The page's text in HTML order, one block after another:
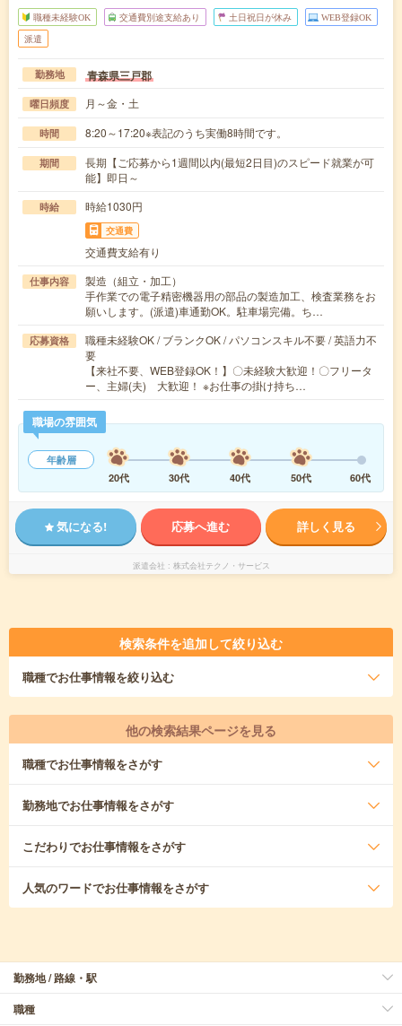
職種未経験OK 交通費別途支給あり 土日祝日が休み WEB登録OK
派遣
勤務地 青森県三戸郡
曜日頻度 月～金・土
時間 8:20～17:20※表記のうち実働8時間です。
期間
長期【ご応募から1週間以内(最短2日目)のスピード就業が可
能】即日～
時給 時給1030円
交通費
交通費支給有り
仕事内容
製造（組立・加工）
手作業での電子精密機器用の部品の製造加工、検査業務をお
願いします。(派遣)車通勤OK。駐車場完備。ち…
応募資格
職種未経験OK / ブランクOK / パソコンスキル不要 / 英語力不
要
【来社不要、WEB登録OK！】〇未経験大歓迎！〇フリータ
ー、主婦(夫) 大歓迎！ ※お仕事の掛け持ち…
職場の雰囲気
年齢層
20代
30代 40代 50代 60代
気になる! 応募へ進む 詳しく見る
派遣会社 株式会社テクノ・サービス
検索条件を追加して絞り込む
職種でお仕事情報を絞り込む
他の検索結果ページを見る
職種でお仕事情報をさがす
勤務地でお仕事情報をさがす
こだわりでお仕事情報をさがす
人気のワードでお仕事情報をさがす
勤務地 / 路線・駅
職種